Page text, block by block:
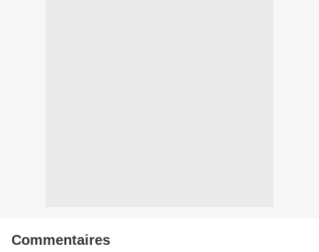
Commentaires